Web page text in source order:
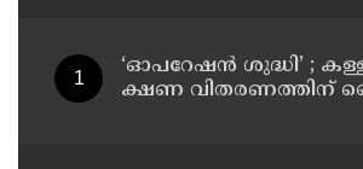
‘ഓ​പ​റേ​ഷ​ൻ ശു​ദ്ധി’ ;
ക്ഷ​ണ വി​ത​ര​ണ​ത്തി​ന്